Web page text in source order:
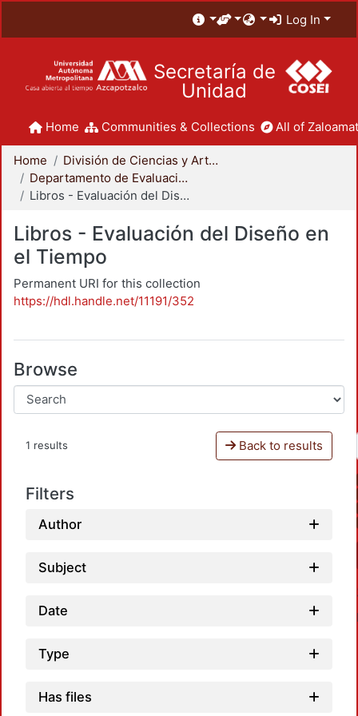
Log In
Secretaría de
Unidad
Home Communities & Collections All of
Home
División de Ciencias y Artes para el Diseño
Departamento de Evaluación del Diseño en el Tiempo
Libros - Evaluación del Diseño en el Tiempo
Libros - Evaluación del Diseño en
el Tiempo
Permanent URI for this collection
https://hdl.handle.net/11191/352
Browse
1 results Back to results
Filters
Author
Subject
Date
Type
Has files